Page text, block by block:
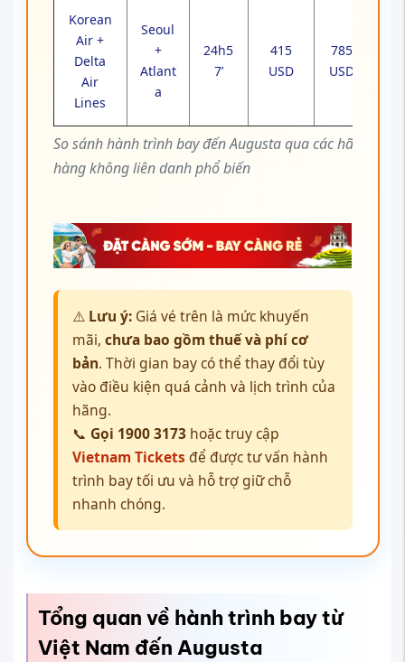
So sánh hành trình bay đến Augusta qua các hãng
hàng không liên danh phổ biến
Korean
Air +
Delta
Air
Lines
Seoul
+
Atlant
a
24h5
7’
415
USD
785
USD
⚠️ Lưu ý:Giá vé trên là mức khuyến
mãi, chưa bao gồm thuế và phí cơ
bản. Thời gian bay có thể thay đổi tùy
vào điều kiện quá cảnh và lịch trình của
hãng.
📞 Gọi 1900 3173hoặc truy cập
Vietnam Tickets để được tư vấn hành
trình bay tối ưu và hỗ trợ giữ chỗ
nhanh chóng.
Tổng quan về hành trình bay từ
Việt Nam đến Augusta